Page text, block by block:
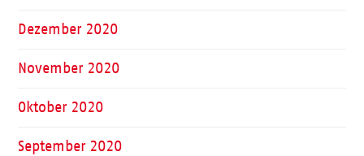
Dezember 2020
November 2020
Oktober 2020
September 2020